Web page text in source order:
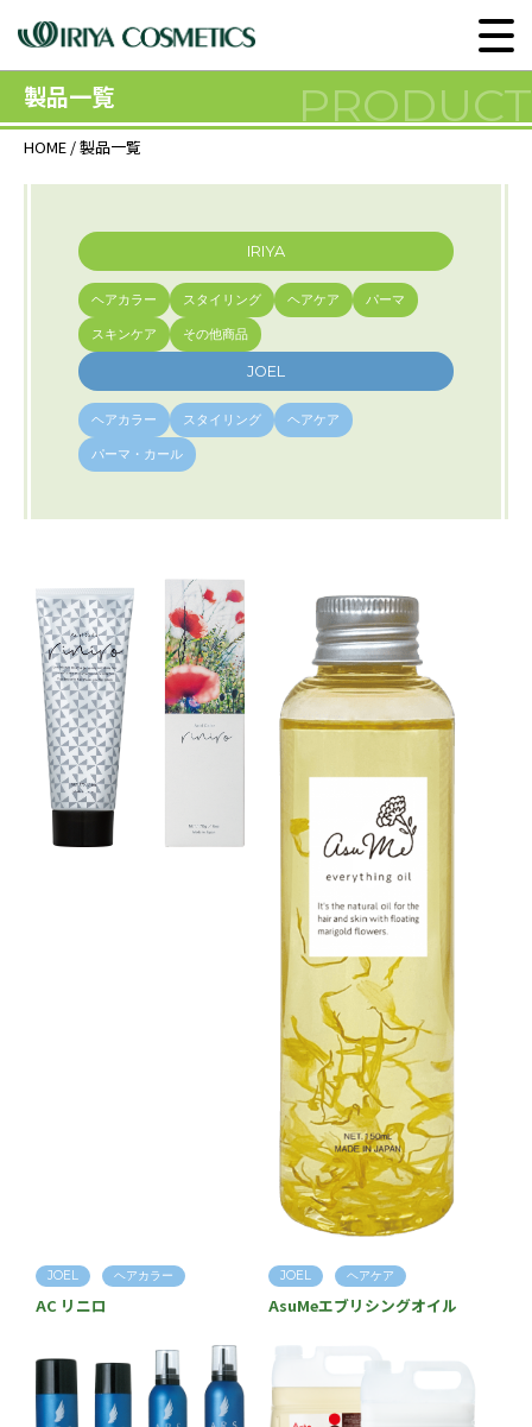
製品一覧 PRODUCT
HOME /製品一覧
IRIYA
ヘアカラー スタイリング ヘアケア パーマ
スキンケア その他商品
JOEL
ヘアカラー スタイリング ヘアケア
パーマ・カール
JOEL ヘアカラー
AC リニロ
JOEL ヘアケア
AsuMeエブリシングオイル